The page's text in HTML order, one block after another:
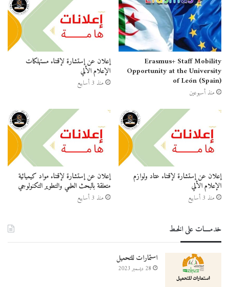
Erasmus+ Staff Mobility
Opportunity at the University
of León (Spain)
منذ أسبوعين
إعلان عن إستشارة لإقتناء مستهلكات
الإعلام الألي
منذ 3 أسابيع
إعلان عن إستشارة لإقتناء عتاد ولوازم
الإعلام الألي
منذ 3 أسابيع
إعلان عن إستشارة لإقتناء مواد كيميائية
متعلقة بالبحث العلمي والتطوير التكنولوجي
منذ 3 أسابيع
خدمــــات على الخـط
استمارات للتحميل
28 ديسمبر 2023